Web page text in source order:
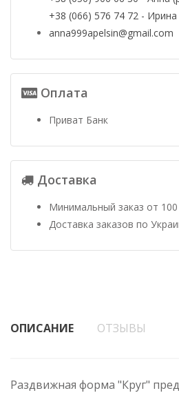
+38 (066) 576 74 72 - Ирина
anna999apelsin@gmail.com
Оплата
Приват Банк
Доставка
Минимальный заказ от 100
Доставка заказов по
ОПИСАНИЕ ОТЗЫВЫ
Раздвижная форма "Круг"